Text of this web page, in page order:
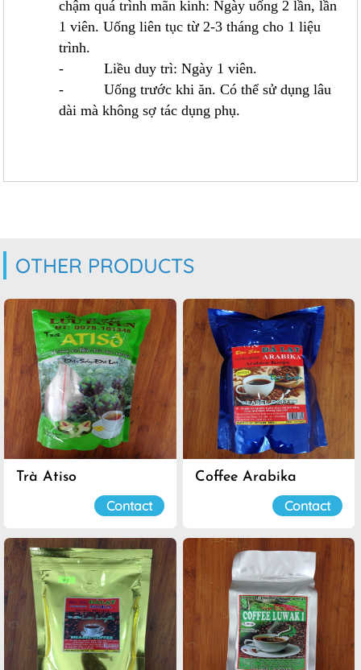
chậm quá trình mãn kinh: Ngày uống 2 lần, lần
1 viên. Uống liên tục từ 2-3 tháng cho 1 liệu
trình.
- Liều duy trì: Ngày 1 viên.
- Uống trước khi ăn. Có thể sử dụng lâu
dài mà không sợ tác dụng phụ.
OTHER PRODUCTS
Trà Atiso
Contact
Coffee Arabika
Contact